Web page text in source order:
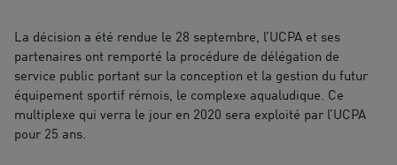
La décision a été rendue le 28 septembre, l’UCPA et ses
partenaires ont remporté la procédure de délégation de
service public portant sur la conception et la gestion du futur
équipement sportif rémois, le complexe aqualudique. Ce
multiplexe qui verra le jour en 2020 sera exploité par l’UCPA
pour 25 ans.